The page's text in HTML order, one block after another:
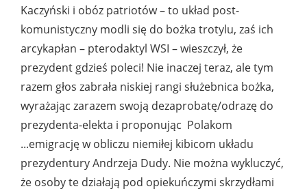
Kaczyński i obóz patriotów – to układ post-
komunistyczny modli się do bożka trotylu, zaś ich
arcykapłan – pterodaktyl WSI – wieszczył, że
prezydent gdzieś poleci! Nie inaczej teraz, ale tym
razem głos zabrała niskiej rangi służebnica bożka,
wyrażając zarazem swoją dezaprobatę/odrazę do
prezydenta-elekta i proponując Polakom
...emigrację w obliczu niemiłej kibicom układu
prezydentury Andrzeja Dudy. Nie można wykluczyć,
że osoby te działają pod opiekuńczymi skrzydłami